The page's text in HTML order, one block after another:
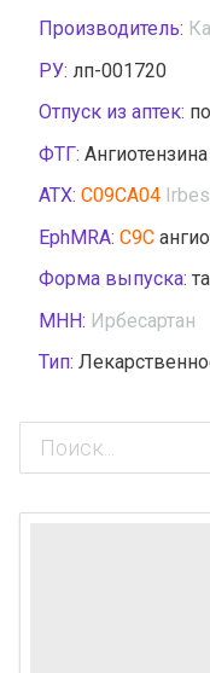
Производитель:
РУ: лп-001720
Отпуск из аптек:
ФТГ:
АТХ: C09CA04
EphMRA: C9C
Форма выпуска:
МНН: Ирбесартан
Тип: